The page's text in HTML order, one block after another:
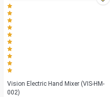
Vision Electric Hand Mixer (VIS-HM-
002)